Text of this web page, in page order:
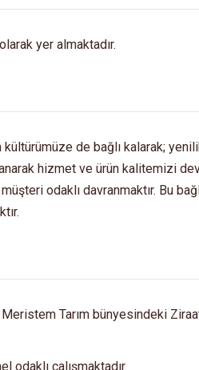
yer almaktadır.
de bağlı kalarak;
hizmet ve ürün kalitemizi
odaklı davranmaktır. Bu
Tarım bünyesindeki
çalışmaktadır.